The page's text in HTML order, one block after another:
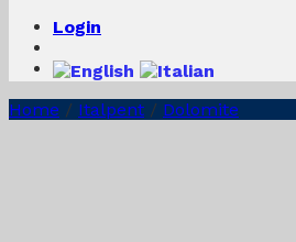
Login
Home / Italpent / Dolomite